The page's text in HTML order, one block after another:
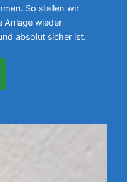
So stellen wir
Anlage wieder
absolut sicher ist.